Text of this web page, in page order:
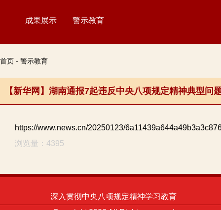
成果展示 警示教育
首页 - 警示教育
【新华网】湖南通报7起违反中央八项规定精神典型问
https://www.news.cn/20250123/
浏览量：4395
深入贯彻中央八项规定精神学习教育